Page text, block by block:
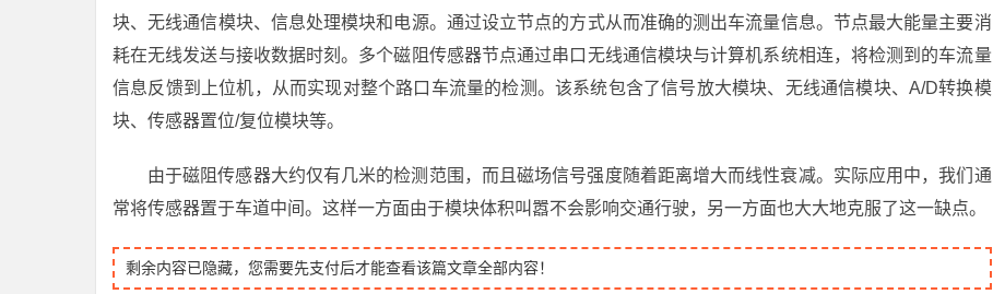
块、无线通信模块、信息处理模块和电源。通过设立节点的方式从而准确的测出车流量信息。节点最大能量主要消
耗在无线发送与接收数据时刻。多个磁阻传感器节点通过串口无线通信模块与计算机系统相连，将检测到的车流量
信息反馈到上位机，从而实现对整个路口车流量的检测。该系统包含了信号放大模块、无线通信模块、A/D转换模
块、传感器置位/复位模块等。
由于磁阻传感器大约仅有几米的检测范围，而且磁场信号强度随着距离增大而线性衰减。实际应用中，我们通
常将传感器置于车道中间。这样一方面由于模块体积叫嚣不会影响交通行驶，另一方面也大大地克服了这一缺点。
剩余内容已隐藏，您需要先支付后才能查看该篇文章全部内容！